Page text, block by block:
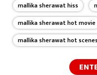
mallika sherawat hiss
mallika sherawat hot movie
mallika sherawat hot scenes